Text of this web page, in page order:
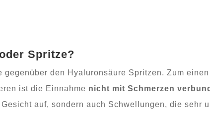
Spritze?
den Hyaluronsäure Spritzen. Zum einen
ist die Einnahme nicht mit Schmerzen
auf, sondern auch Schwellungen, die sehr